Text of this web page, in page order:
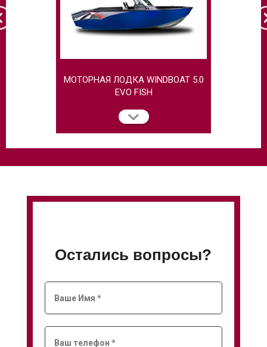
МОТОРНАЯ ЛОДКА WINDBOAT 5.0
EVO FISH
Остались вопросы?